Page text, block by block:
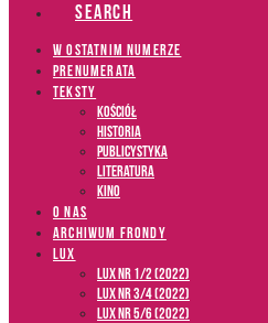
SEARCH
W OSTATNIM NUMERZE
PRENUMERATA
TEKSTY
Kościół
Historia
Publicystyka
Literatura
Kino
O NAS
ARCHIWUM FRONDY
LUX
LUX NR 1/2 (2022)
LUX NR 3/4 (2022)
LUX NR 5/6 (2022)